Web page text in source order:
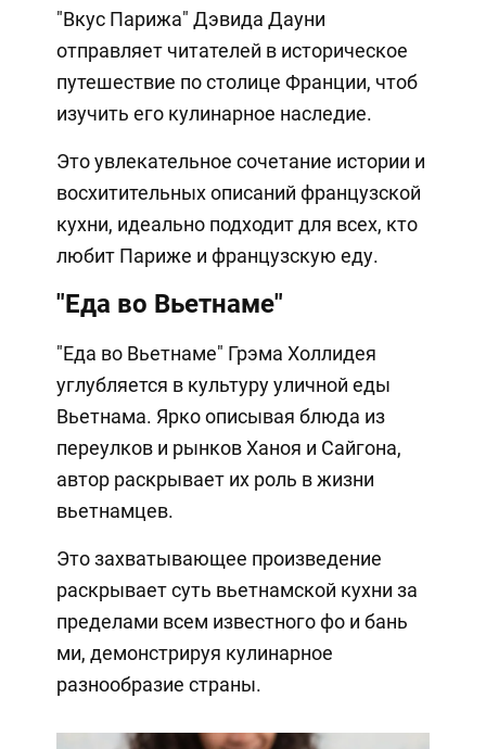
"Вкус Парижа" Дэвида Дауни
отправляет читателей в историческое
путешествие по столице Франции, чтоб
изучить его кулинарное наследие.
Это увлекательное сочетание истории и
восхитительных описаний французской
кухни, идеально подходит для всех, кто
любит Париже и французскую еду.
"Еда во Вьетнаме"
"Еда во Вьетнаме" Грэма Холлидея
углубляется в культуру уличной еды
Вьетнама. Ярко описывая блюда из
переулков и рынков Ханоя и Сайгона,
автор раскрывает их роль в жизни
вьетнамцев.
Это захватывающее произведение
раскрывает суть вьетнамской кухни за
пределами всем известного фо и бань
ми, демонстрируя кулинарное
разнообразие страны.